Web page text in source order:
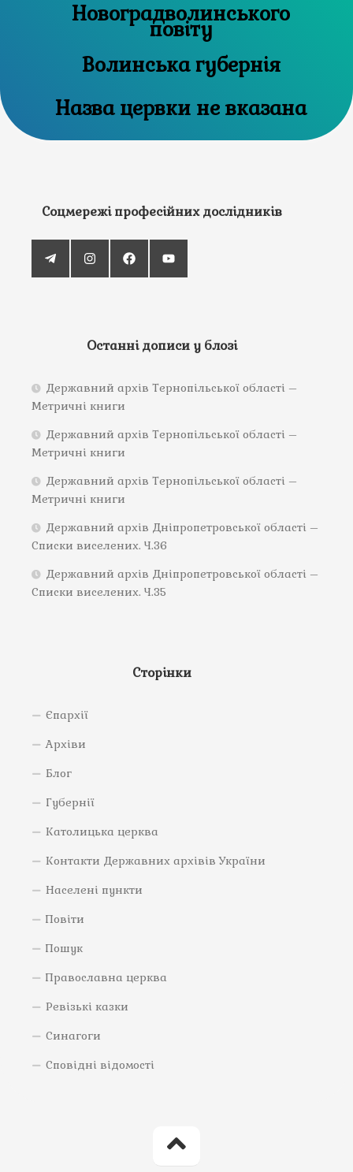
Новоградволинського
повіту
Волинська губернія
Назва цервки не вказана
Соцмережі професійних дослідників
Останні дописи у блозі
Державний архів Тернопільської області –
Метричні книги
Державний архів Тернопільської області –
Метричні книги
Державний архів Тернопільської області –
Метричні книги
Державний архів Дніпропетровської області –
Списки виселених. Ч.36
Державний архів Дніпропетровської області –
Списки виселених. Ч.35
Сторінки
Єпархії
Архіви
Блог
Губернії
Католицька церква
Контакти Державних архівів України
Населені пункти
Повіти
Пошук
Православна церква
Ревізькі казки
Синагоги
Сповідні відомості